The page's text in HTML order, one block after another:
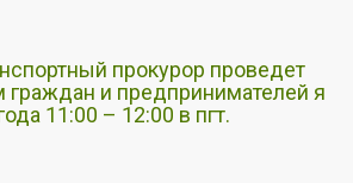
прокурор проведет
и предпринимателей я
11:00 – 12:00 в пгт.